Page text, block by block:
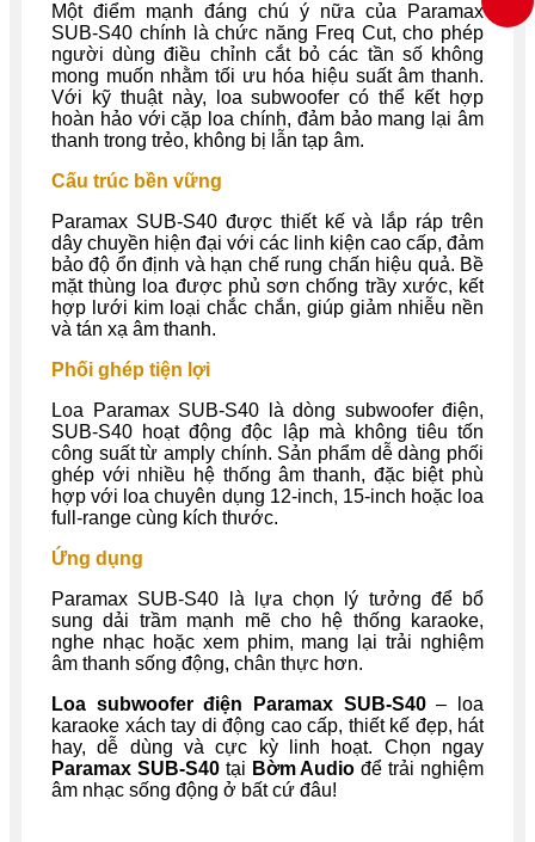
Một điểm mạnh đáng chú ý nữa của Paramax
SUB-S40 chính là chức năng Freq Cut, cho phép
người dùng điều chỉnh cắt bỏ các tần số không
mong muốn nhằm tối ưu hóa hiệu suất âm thanh.
Với kỹ thuật này, loa subwoofer có thể kết hợp
hoàn hảo với cặp loa chính, đảm bảo mang lại âm
thanh trong trẻo, không bị lẫn tạp âm.
Cấu trúc bền vững
Paramax SUB-S40 được thiết kế và lắp ráp trên
dây chuyền hiện đại với các linh kiện cao cấp, đảm
bảo độ ổn định và hạn chế rung chấn hiệu quả. Bề
mặt thùng loa được phủ sơn chống trầy xước, kết
hợp lưới kim loại chắc chắn, giúp giảm nhiễu nền
và tán xạ âm thanh.
Phối ghép tiện lợi
Loa Paramax SUB-S40 là dòng subwoofer điện,
SUB-S40 hoạt động độc lập mà không tiêu tốn
công suất từ amply chính. Sản phẩm dễ dàng phối
ghép với nhiều hệ thống âm thanh, đặc biệt phù
hợp với loa chuyên dụng 12-inch, 15-inch hoặc loa
full-range cùng kích thước.
Ứng dụng
Paramax SUB-S40 là lựa chọn lý tưởng để bổ
sung dải trầm mạnh mẽ cho hệ thống karaoke,
nghe nhạc hoặc xem phim, mang lại trải nghiệm
âm thanh sống động, chân thực hơn.
Loa subwoofer điện Paramax SUB-S40– loa
karaoke xách tay di động cao cấp, thiết kế đẹp, hát
hay, dễ dùng và cực kỳ linh hoạt. Chọn ngay
Paramax SUB-S40tại Bờm Audio để trải nghiệm
âm nhạc sống động ở bất cứ đâu!